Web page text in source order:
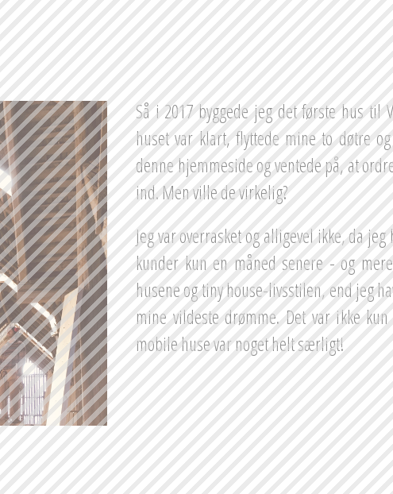
Så i 2017 byggede jeg det første hus til
huset var klart, flyttede mine to døtre
denne hjemmeside og ventede på, at
ind. Men ville de virkelig?
Jeg var overrasket og alligevel ikke, da
kunder kun en måned senere - og
husene og tiny house-livsstilen, end jeg
mine vildeste drømme. Det var ikke
mobile huse var noget helt særligt!